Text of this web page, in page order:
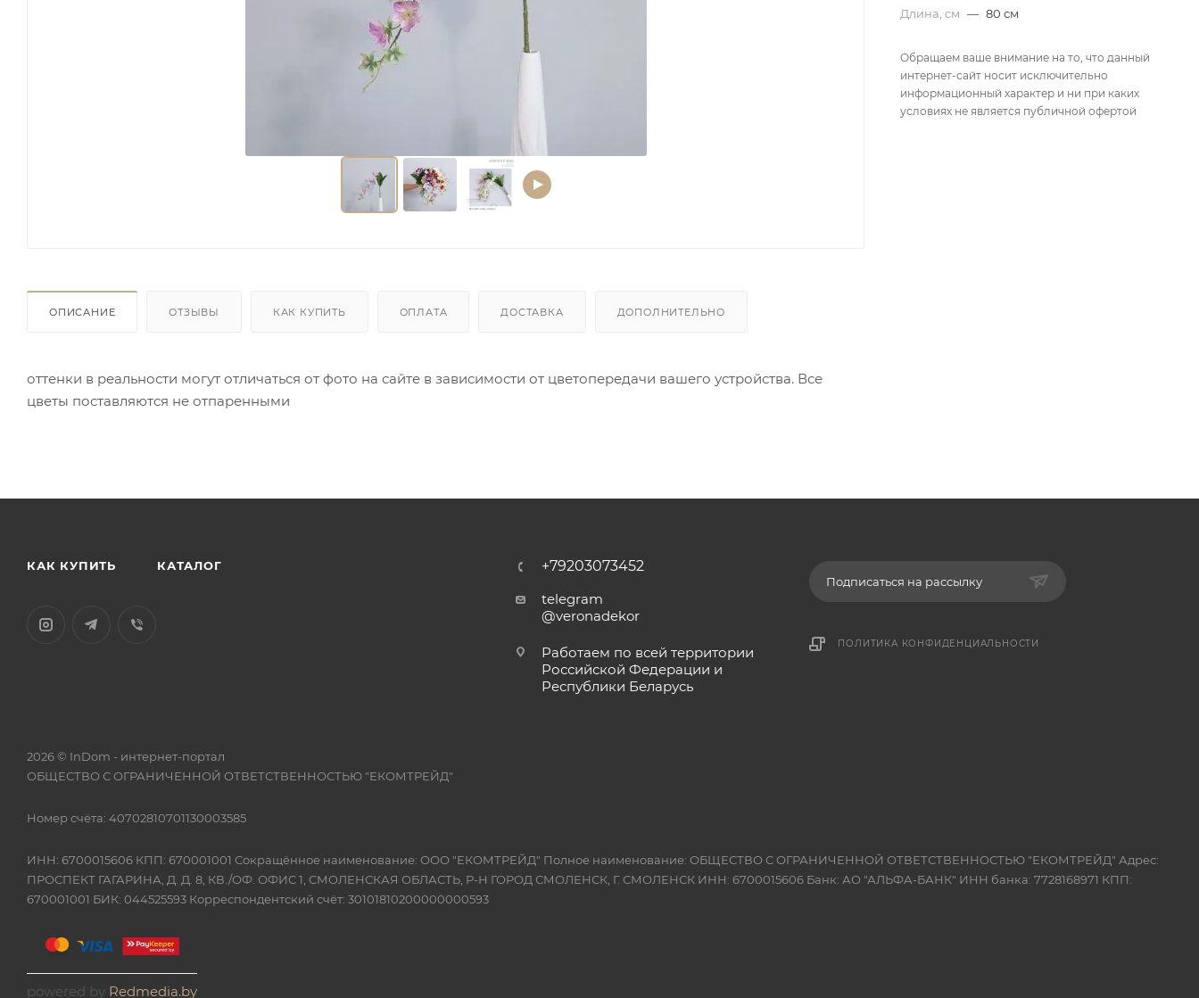
ОПИСАНИЕ ОТЗЫВЫ КАК КУПИТЬ ОПЛАТА ДОСТАВКА ДОПОЛНИТЕЛЬНО
оттенки в реальности могут отличаться от фото на сайте в зависимости от цветопередачи вашего устройства. Все
цветы поставляются не отпаренными
Длина, см — 80 см
Обращаем ваше внимание на то, что данный
интернет-сайт носит исключительно
информационный характер и ни при каких
условиях не является публичной офертой
КАК КУПИТЬ КАТАЛОГ
+79203073452
telegram
@veronadekor
Работаем по всей территории
Российской Федерации и
Республики Беларусь
Подписаться на рассылку
ПОЛИТИКА КОНФИДЕНЦИАЛЬНОСТИ
2026 © InDom - интернет-портал
ОБЩЕСТВО С ОГРАНИЧЕННОЙ ОТВЕТСТВЕННОСТЬЮ "ЕКОМТРЕЙД"
Номер счёта: 40702810701130003585
ИНН: 6700015606 КПП: 670001001 Сокращённое наименование: ООО "ЕКОМТРЕЙД" Полное наименование: ОБЩЕСТВО С ОГРАНИЧЕННОЙ ОТВЕТСТВЕННОСТЬЮ "ЕКОМТРЕЙД" Адрес:
ПРОСПЕКТ ГАГАРИНА, Д. Д. 8, КВ./ОФ. ОФИС 1, СМОЛЕНСКАЯ ОБЛАСТЬ, Р-Н ГОРОД СМОЛЕНСК, Г. СМОЛЕНСК ИНН: 6700015606 Банк: АО "АЛЬФА-БАНК" ИНН банка: 7728168971 КПП:
670001001 БИК: 044525593 Корреспондентский счёт: 30101810200000000593
powered by Redmedia.by